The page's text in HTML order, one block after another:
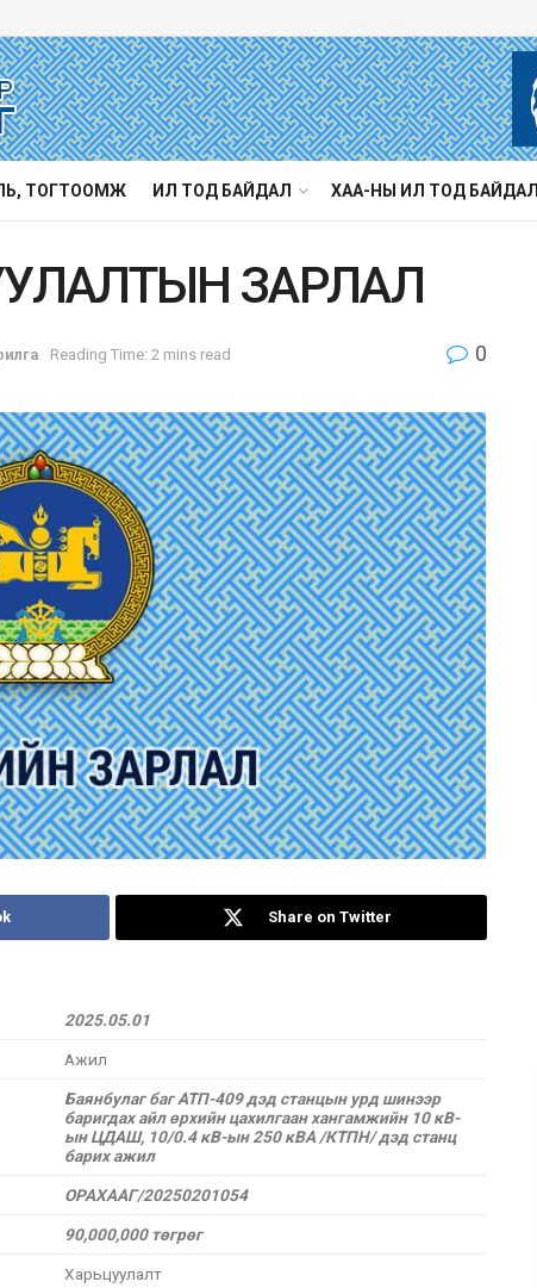
ТОГТООМЖ ИЛ ТОД БАЙДАЛ ХАА-НЫ ИЛ ТОД БАЙДАЛ
ЗАРЛАЛ
Reading Time: 2 mins read 0
Share on Twitter
2025.05.01
Ажил
Баянбулаг баг АТП-409 дэд станцын урд шинээр
баригдах айл өрхийн цахилгаан хангамжийн 10 кВ-
ын ЦДАШ, 10/0.4 кВ-ын 250 кВА /КТПН/ дэд станц
барих ажил
ОРАХААГ/20250201054
90,000,000 төгрөг
Харьцуулалт